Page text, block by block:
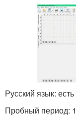
Русский язык: есть
Пробный период: